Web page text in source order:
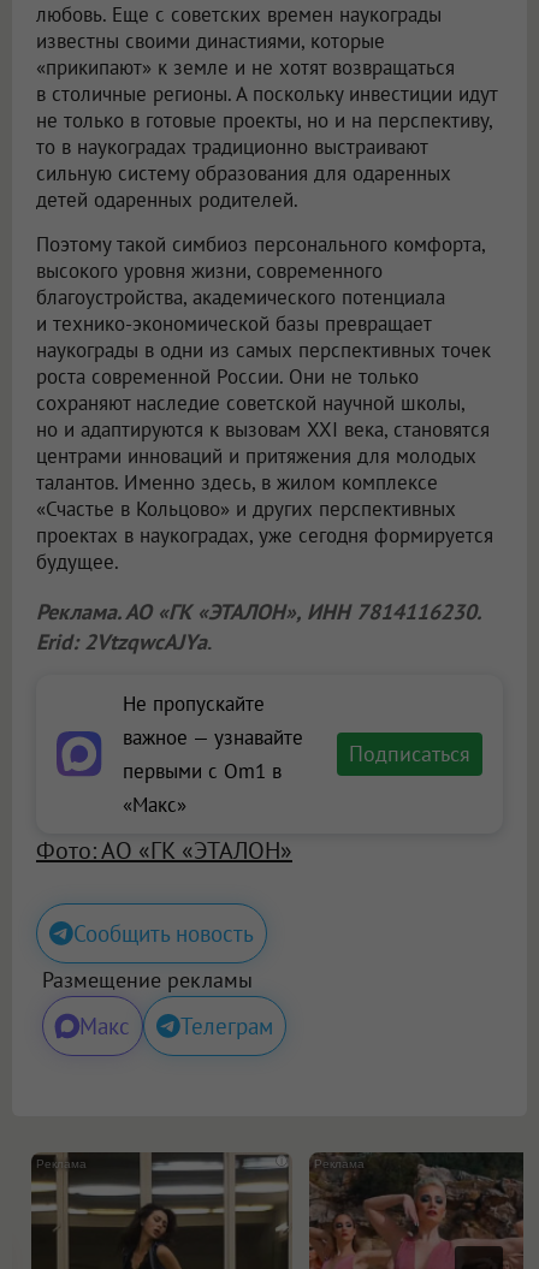
любовь. Еще с советских времен наукограды
известны своими династиями, которые
«прикипают» к земле и не хотят возвращаться
в столичные регионы. А поскольку инвестиции идут
не только в готовые проекты, но и на перспективу,
то в наукоградах традиционно выстраивают
сильную систему образования для одаренных
детей одаренных родителей.
Поэтому такой симбиоз персонального комфорта,
высокого уровня жизни, современного
благоустройства, академического потенциала
и технико-экономической базы превращает
наукограды в одни из самых перспективных точек
роста современной России. Они не только
сохраняют наследие советской научной школы,
но и адаптируются к вызовам XXI века, становятся
центрами инноваций и притяжения для молодых
талантов. Именно здесь, в жилом комплексе
«Счастье в Кольцово» и других перспективных
проектах в наукоградах, уже сегодня формируется
будущее.
Реклама. АО «ГК «ЭТАЛОН», ИНН 7814116230.
Erid: 2VtzqwcAJYa.
Не пропускайте
важное — узнавайте
первыми с Om1 в
«Макс»
Подписаться
Фото: АО «ГК «ЭТАЛОН»
Сообщить новость
Размещение рекламы
Макс Телеграм
i